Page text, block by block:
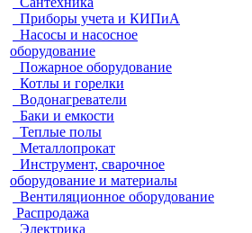
Приборы учета и КИПиА
Насосы и насосное
оборудование
Пожарное оборудование
Котлы и горелки
Водонагреватели
Баки и емкости
Теплые полы
Металлопрокат
Инструмент, сварочное
оборудование и материалы
Вентиляционное оборудование
Распродажа
Электрика